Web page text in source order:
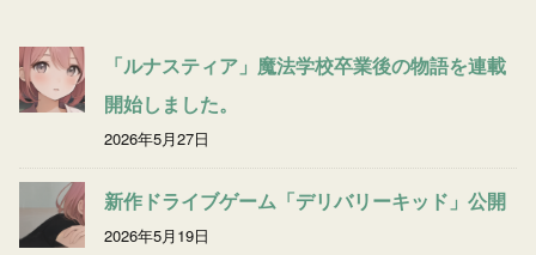
「ルナスティア」魔法学校卒業後の物語を連載
開始しました。
2026年5月27日
新作ドライブゲーム「デリバリーキッド」公開
2026年5月19日